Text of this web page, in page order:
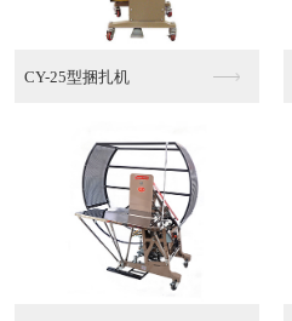
多功能棉绳捆绑机MT...